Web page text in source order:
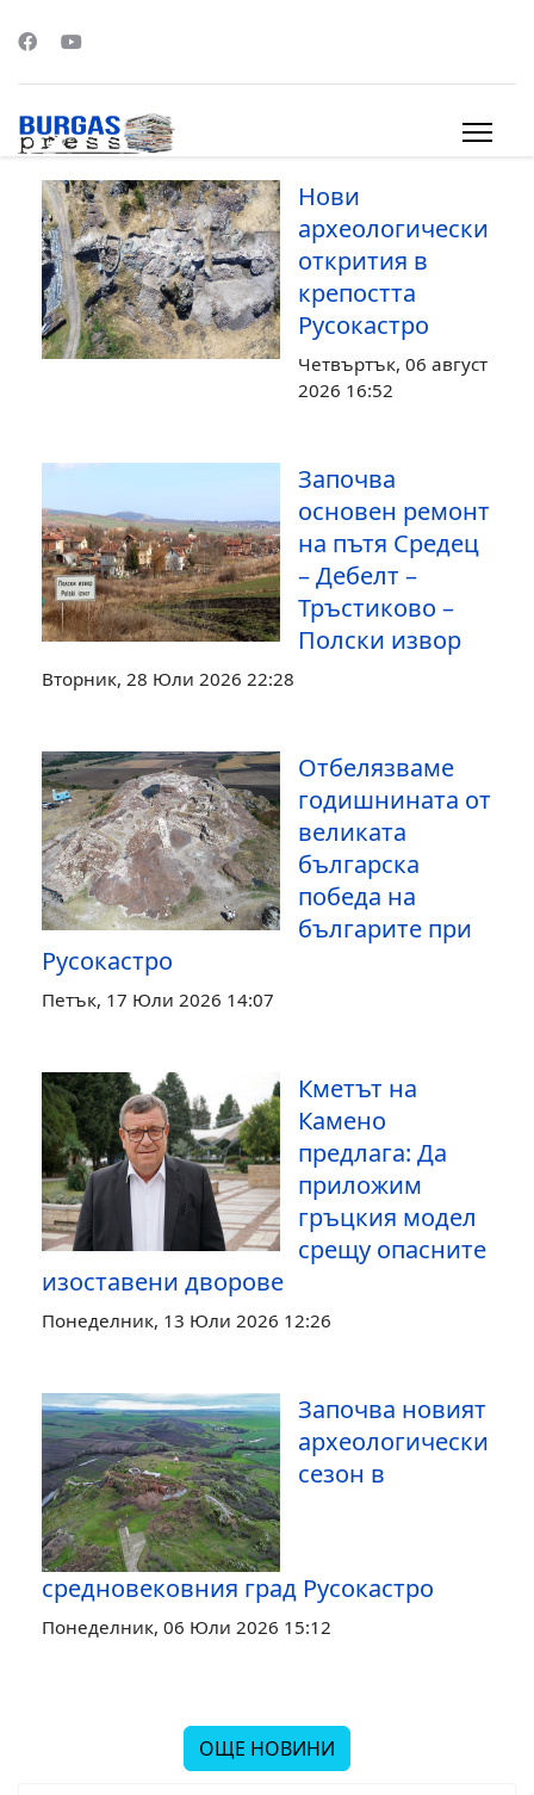
Нови
археологически
открития в
крепостта
Русокастро
Четвъртък, 06 август
2026 16:52
Започва
основен ремонт
на пътя Средец
– Дебелт –
Тръстиково –
Полски извор
Вторник, 28 Юли 2026 22:28
Отбелязваме
годишнината от
великата
българска
победа на
българите при
Русокастро
Петък, 17 Юли 2026 14:07
Кметът на
Камено
предлага: Да
приложим
гръцкия модел
срещу опасните
изоставени дворове
Понеделник, 13 Юли 2026 12:26
Започва новият
археологически
сезон в
средновековния град Русокастро
Понеделник, 06 Юли 2026 15:12
ОЩЕ НОВИНИ